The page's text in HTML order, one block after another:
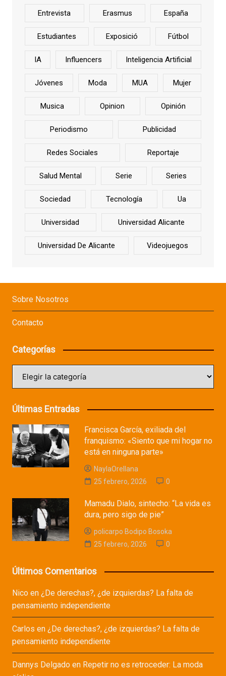
Entrevista Erasmus España
Estudiantes Exposició Fútbol
IA Influencers Inteligencia Artificial
Jóvenes Moda MUA Mujer
Musica Opinion Opinión
Periodismo Publicidad
Redes Sociales Reportaje
Salud Mental Serie Series
Sociedad Tecnología Ua
Universidad Universidad Alicante
Universidad De Alicante Videojuegos
Sobre Nosotros
Contacto
Categorías
Últimas Entradas
Francisca García, exiliada del
franquismo: «Siento que mi hogar no
está en ninguna parte»
NaylaOrellana
25 febrero, 2026
0
Mamadu Dialo, sintecho: “La vida es
dura, pero sigo de pie”
policarpo Bodipo Bosoka
25 febrero, 2026
0
Últimos Comentarios
Nicoen ¿De derechas?, ¿de izquierdas? La falta de
pensamiento independiente
Carlos en ¿De derechas?, ¿de izquierdas? La falta de
pensamiento independiente
Dannys Delgadoen Repetir no es retroceder: La moda